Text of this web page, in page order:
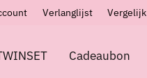
Verlanglijst Vergelijk
Cadeaubon